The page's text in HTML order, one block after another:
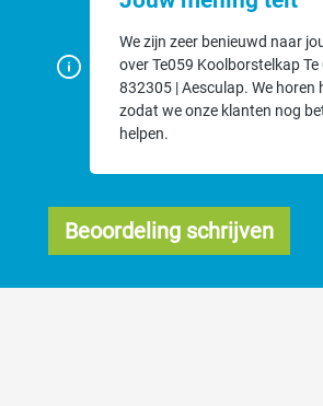
We zijn zeer benieuwd naar
over Te059 Koolborstelkap Te
832305 | Aesculap. We horen
zodat we onze klanten nog
helpen.
Beoordeling schrijven